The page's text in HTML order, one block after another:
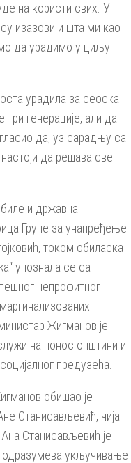
на користи свих. У
изазови и шта ми као
да урадимо у циљу
урадила за сеоска
генерације, али да
да, уз сарадњу са
да решава све
биле и државна
Групе за унапређење
током обиласка
упознала се са
непрофитног
Жигманов је
на понос општини и
предузећа.
обишао је
Станисављевић, чија
Ана Станисављевић је
укључивање